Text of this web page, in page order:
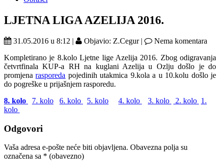
LJETNA LIGA AZELIJA 2016.
31.05.2016 u 8:12 | Objavio: Z.Cegur |
Nema komentara
Kompletirano je 8.kolo Ljetne lige Azelija 2016. Zbog odigravanja
četvrtfinala KUP-a RH na kuglani Azelija u Ozlju došlo je do
promjenarasporeda pojedinih utakmica 9.kola a u 10.kolu došlo je
do pogreške u prijašnjem rasporedu.
8. kolo
7. kolo 6. kolo 5. kolo 4. kolo 3. kolo 2. kolo 1.
kolo
Odgovori
Vaša adresa e-pošte neće biti objavljena. Obavezna polja su
označena sa * (obavezno)